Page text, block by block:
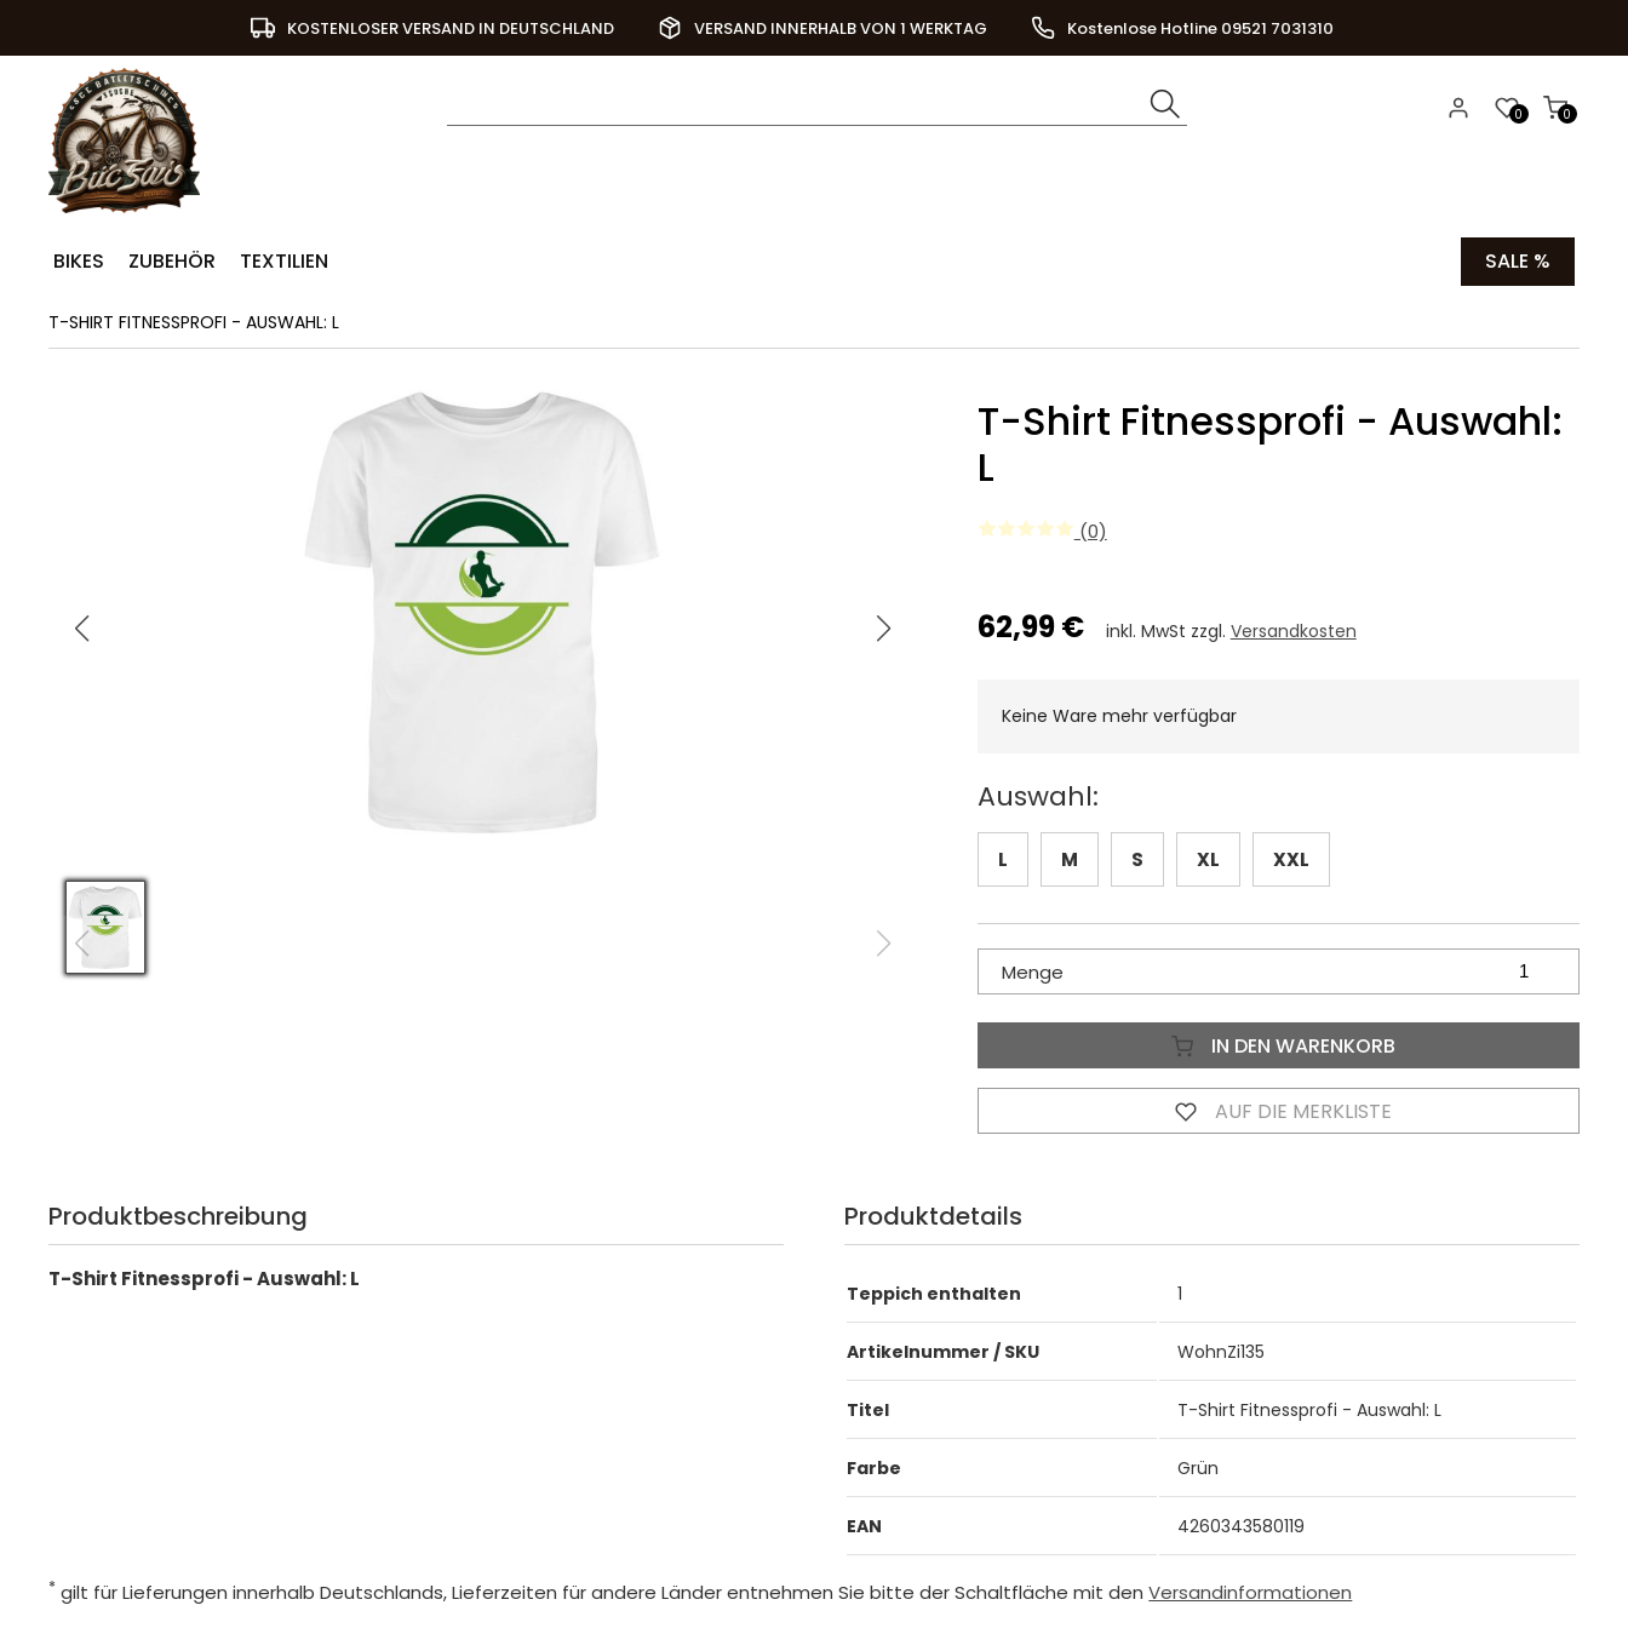
KOSTENLOSER VERSAND IN DEUTSCHLAND VERSAND INNERHALB VON 1 WERKTAG Kostenlose Hotline 09521 7031310
0
0
BIKES ZUBEHÖR TEXTILIEN SALE %
T-SHIRT FITNESSPROFI - AUSWAHL: L
T-Shirt Fitnessprofi - Auswahl:
L
(0)
62,99 € inkl. MwSt zzgl. Versandkosten
Keine Ware mehr verfügbar
Auswahl:
L M S XL XXL
Menge
IN DEN WARENKORB
AUF DIE MERKLISTE
Produktbeschreibung
T-Shirt Fitnessprofi - Auswahl: L
Produktdetails
Teppich enthalten 1
Artikelnummer / SKU WohnZi135
Titel T-Shirt Fitnessprofi - Auswahl: L
Farbe Grün
EAN 4260343580119
* gilt für Lieferungen innerhalb Deutschlands, Lieferzeiten für andere Länder entnehmen Sie bitte der Schaltfläche mit denVersandinformationen